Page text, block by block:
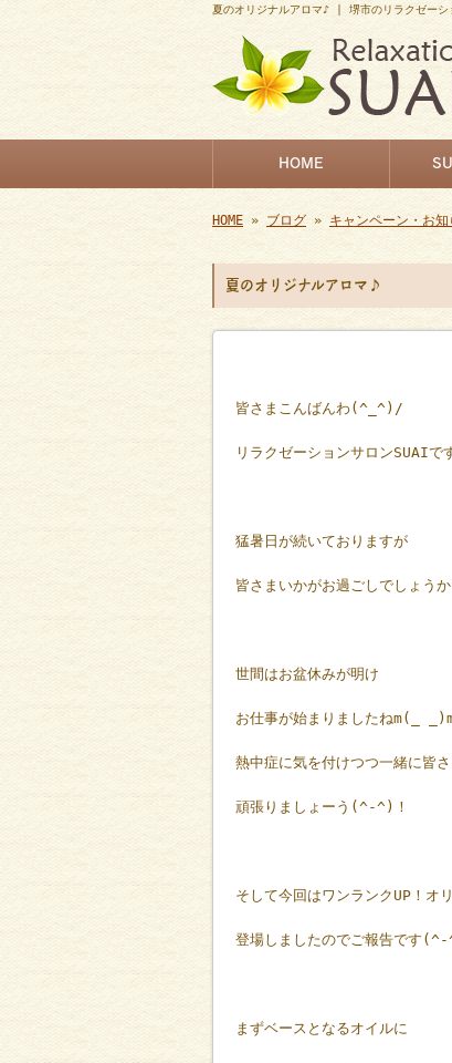
夏のオリジナルアロマ♪ | 堺市のリラクゼーシ
HOME
HOME »ブログ » キャンペーン・お知
夏のオリジナルアロマ♪
皆さまこんばんわ(^_^)/
リラクゼーションサロンSUAIで
猛暑日が続いておりますが
皆さまいかがお過ごしでしょうか
世間はお盆休みが明け
お仕事が始まりましたねm(_
熱中症に気を付けつつ一緒に皆さ
頑張りましょーう(^-^)！
そして今回はワンランクUP！オ
登場しましたのでご報告です
まずベースとなるオイルに